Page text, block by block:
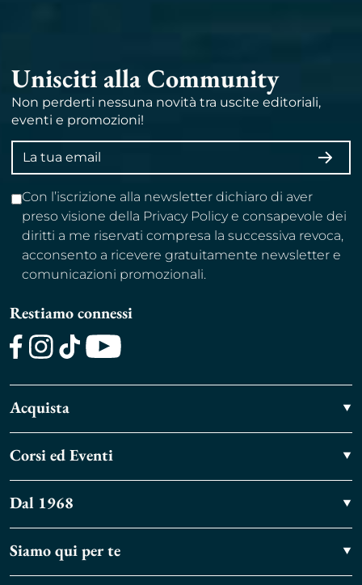
Unisciti alla Community
Non perderti nessuna novità tra uscite editoriali,
eventi e promozioni!
Indirizzo
email
Con l’iscrizione alla newsletter dichiaro di aver
preso visione della Privacy Policy e consapevole dei
diritti a me riservati compresa la successiva revoca,
acconsento a ricevere gratuitamente newsletter e
comunicazioni promozionali.
Restiamo connessi
Acquista
Corsi ed Eventi
Dal 1968
Siamo qui per te